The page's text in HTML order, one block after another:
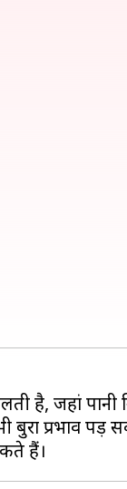
है, जहां पानी
प्रभाव पड़